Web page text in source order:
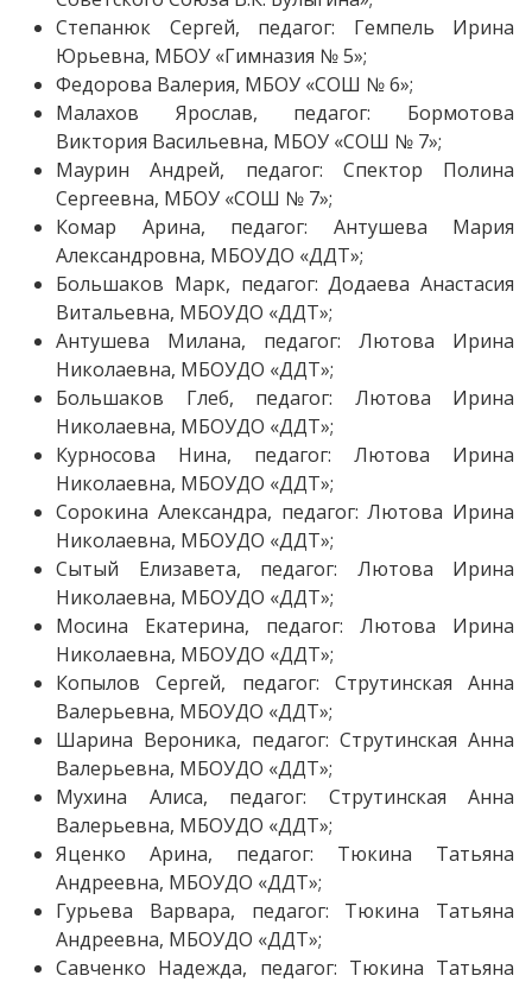
Степанюк Сергей, педагог: Гемпель Ирина
Юрьевна, МБОУ «Гимназия № 5»;
Федорова Валерия, МБОУ «СОШ № 6»;
Малахов Ярослав, педагог: Бормотова
Виктория Васильевна, МБОУ «СОШ № 7»;
Маурин Андрей, педагог: Спектор Полина
Сергеевна, МБОУ «СОШ № 7»;
Комар Арина, педагог: Антушева Мария
Александровна, МБОУДО «ДДТ»;
Большаков Марк, педагог: Додаева Анастасия
Витальевна, МБОУДО «ДДТ»;
Антушева Милана, педагог: Лютова Ирина
Николаевна, МБОУДО «ДДТ»;
Большаков Глеб, педагог: Лютова Ирина
Николаевна, МБОУДО «ДДТ»;
Курносова Нина, педагог: Лютова Ирина
Николаевна, МБОУДО «ДДТ»;
Сорокина Александра, педагог: Лютова Ирина
Николаевна, МБОУДО «ДДТ»;
Сытый Елизавета, педагог: Лютова Ирина
Николаевна, МБОУДО «ДДТ»;
Мосина Екатерина, педагог: Лютова Ирина
Николаевна, МБОУДО «ДДТ»;
Копылов Сергей, педагог: Струтинская Анна
Валерьевна, МБОУДО «ДДТ»;
Шарина Вероника, педагог: Струтинская Анна
Валерьевна, МБОУДО «ДДТ»;
Мухина Алиса, педагог: Струтинская Анна
Валерьевна, МБОУДО «ДДТ»;
Яценко Арина, педагог: Тюкина Татьяна
Андреевна, МБОУДО «ДДТ»;
Гурьева Варвара, педагог: Тюкина Татьяна
Андреевна, МБОУДО «ДДТ»;
Савченко Надежда, педагог: Тюкина Татьяна